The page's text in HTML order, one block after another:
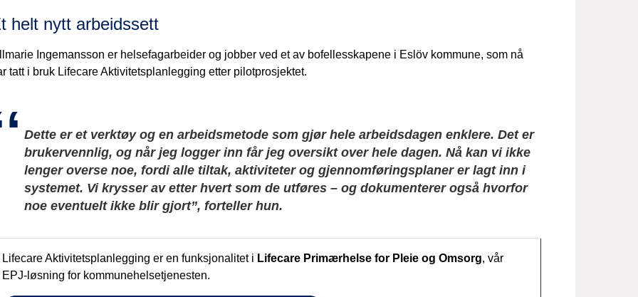
helt nytt arbeidssett
Ingemansson er helsefagarbeider og jobber ved et av bofellesskapene i Eslöv kommune, som nå
tatt i bruk Lifecare Aktivitetsplanlegging etter pilotprosjektet.
Dette er et verktøy og en arbeidsmetode som gjør hele arbeidsdagen enklere. Det er
brukervennlig, og når jeg logger inn får jeg oversikt over hele dagen. Nå kan vi ikke
lenger overse noe, fordi alle tiltak, aktiviteter og gjennomføringsplaner er lagt inn i
systemet. Vi krysser av etter hvert som de utføres – og dokumenterer også hvorfor
noe eventuelt ikke blir gjort”, forteller hun.
Lifecare Aktivitetsplanlegging er en funksjonalitet i Lifecare Primærhelse for Pleie og Omsorg, vår
EPJ-løsning for kommunehelsetjenesten.